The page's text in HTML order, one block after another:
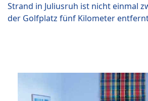
Strand in Juliusruh ist nicht einmal
der Golfplatz fünf Kilometer